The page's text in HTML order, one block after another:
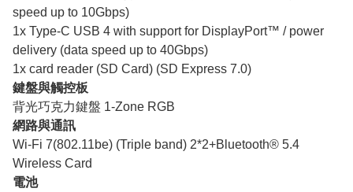
speed up to 10Gbps)
1x Type-C USB 4 with support for DisplayPort™ / power
delivery (data speed up to 40Gbps)
1x card reader (SD Card) (SD Express 7.0)
鍵盤與觸控板
背光巧克力鍵盤 1-Zone RGB
網路與通訊
Wi-Fi 7(802.11be) (Triple band) 2*2+Bluetooth® 5.4
Wireless Card
電池